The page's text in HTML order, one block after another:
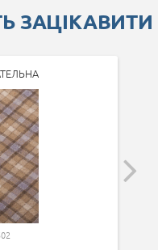
ЗАЦІКАВИТИ